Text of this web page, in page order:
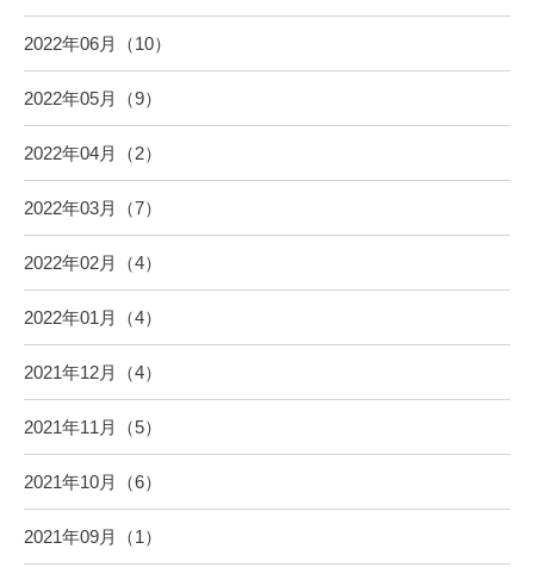
2022年06月（10）
2022年05月（9）
2022年04月（2）
2022年03月（7）
2022年02月（4）
2022年01月（4）
2021年12月（4）
2021年11月（5）
2021年10月（6）
2021年09月（1）